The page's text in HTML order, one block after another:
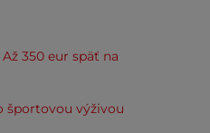
350 eur späť na
športovou výživou